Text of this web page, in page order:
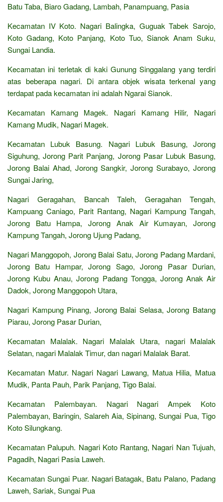
Batu Taba, Biaro Gadang, Lambah, Panampuang, Pasia
Kecamatan IV Koto. Nagari Balingka, Guguak Tabek Sarojo,
Koto Gadang, Koto Panjang, Koto Tuo, Sianok Anam Suku,
Sungai Landia.
Kecamatan ini terletak di kaki Gunung Singgalang yang terdiri
atas beberapa nagari. Di antara objek wisata terkenal yang
terdapat pada kecamatan ini adalah Ngarai Sianok.
Kecamatan Kamang Magek. Nagari Kamang Hilir, Nagari
Kamang Mudik, Nagari Magek.
Kecamatan Lubuk Basung. Nagari Lubuk Basung, Jorong
Siguhung, Jorong Parit Panjang, Jorong Pasar Lubuk Basung,
Jorong Balai Ahad, Jorong Sangkir, Jorong Surabayo, Jorong
Sungai Jaring,
Nagari Geragahan, Bancah Taleh, Geragahan Tengah,
Kampuang Caniago, Parit Rantang, Nagari Kampung Tangah,
Jorong Batu Hampa, Jorong Anak Air Kumayan, Jorong
Kampung Tangah, Jorong Ujung Padang,
Nagari Manggopoh, Jorong Balai Satu, Jorong Padang Mardani,
Jorong Batu Hampar, Jorong Sago, Jorong Pasar Durian,
Jorong Kubu Anau, Jorong Padang Tongga, Jorong Anak Air
Dadok, Jorong Manggopoh Utara,
Nagari Kampung Pinang, Jorong Balai Selasa, Jorong Batang
Piarau, Jorong Pasar Durian,
Kecamatan Malalak. Nagari Malalak Utara, nagari Malalak
Selatan, nagari Malalak Timur, dan nagari Malalak Barat.
Kecamatan Matur. Nagari Nagari Lawang, Matua Hilia, Matua
Mudik, Panta Pauh, Parik Panjang, Tigo Balai.
Kecamatan Palembayan. Nagari Nagari Ampek Koto
Palembayan, Baringin, Salareh Aia, Sipinang, Sungai Pua, Tigo
Koto Silungkang.
Kecamatan Palupuh. Nagari Koto Rantang, Nagari Nan Tujuah,
Pagadih, Nagari Pasia Laweh.
Kecamatan Sungai Puar. Nagari Batagak, Batu Palano, Padang
Laweh, Sariak, Sungai Pua